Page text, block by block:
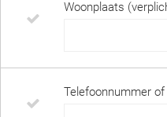
Woonplaats
Telefoonnummer